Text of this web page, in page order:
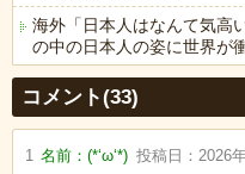
海外「日本人はなんて気高
の中の日本人の姿に世界が
Powered by livedoor 相互RSS
コメント(33)
1 名前：(*‘ω‘*) 投稿日： 2026